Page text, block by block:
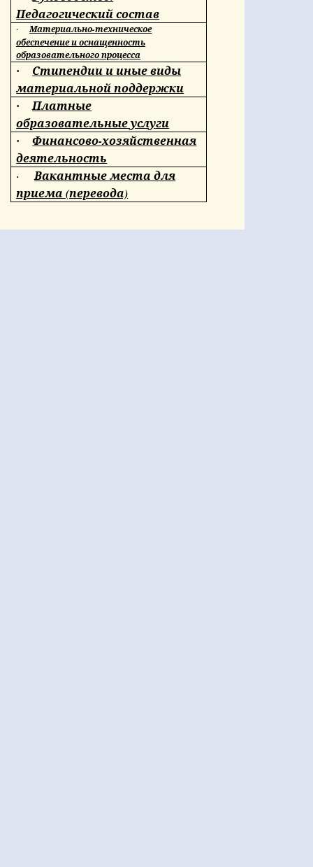
Педагогический состав
·
Материально-техническое
обеспечение иоснащенность
образовательного процесса
·
Стипендии и иные виды
материальной поддержки
·
Платные
образовательные услуги
·
Финансово-хозяйственная
деятельность
·
Вакантные места для
приема (перевода)